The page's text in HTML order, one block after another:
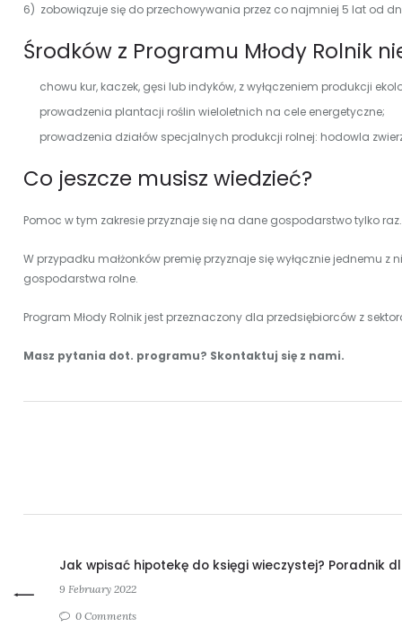
6) zobowiązuje się do przechowywania przez co najmniej 5 lat od
Środków z Programu Młody Rolnik
chowu kur, kaczek, gęsi lub indyków, z wyłączeniem produkcji
prowadzenia plantacji roślin wieloletnich na cele energetyczne;
prowadzenia działów specjalnych produkcji rolnej: hodowla
Co jeszcze musisz wiedzieć?
Pomoc w tym zakresie przyznaje się na dane gospodarstwo tylko raz.
W przypadku małżonków premię przyznaje się wyłącznie jednemu
gospodarstwa rolne.
Program Młody Rolnik jest przeznaczony dla przedsiębiorców z
Masz pytania dot. programu? Skontaktuj się z nami.
Jak wpisać hipotekę do księgi wieczystej? Poradnik
9 February 2022
0 Comments